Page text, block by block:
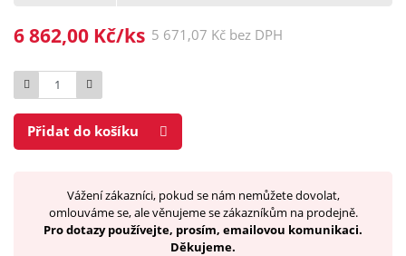
6 862,00 Kč/ks 5 671,07 Kč bez DPH
Počet
Přidat do košíku
Vážení zákazníci, pokud se nám nemůžete dovolat,
omlouváme se, ale věnujeme se zákazníkům na prodejně.
Pro dotazy používejte, prosím, emailovou komunikaci.
Děkujeme.